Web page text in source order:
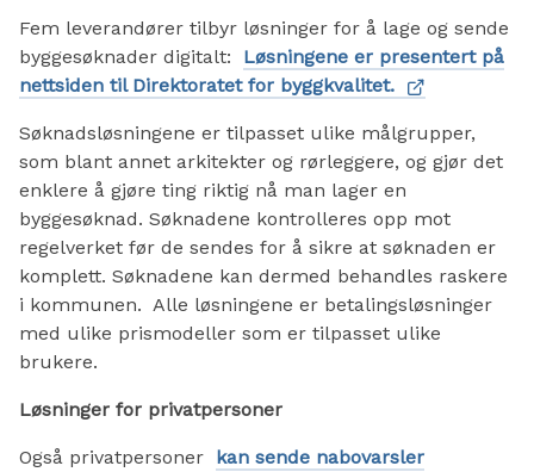
Fem leverandører tilbyr løsninger for å lage og sende
byggesøknader digitalt: Løsningene er presentert på
nettsiden til Direktoratet for byggkvalitet.
Søknadsløsningene er tilpasset ulike målgrupper,
som blant annet arkitekter og rørleggere, og gjør det
enklere å gjøre ting riktig nå man lager en
byggesøknad. Søknadene kontrolleres opp mot
regelverket før de sendes for å sikre at søknaden er
komplett. Søknadene kan dermed behandles raskere
i kommunen. Alle løsningene er betalingsløsninger
med ulike prismodeller som er tilpasset ulike
brukere.
Løsninger for privatpersoner
Også privatpersoner kan sende nabovarsler